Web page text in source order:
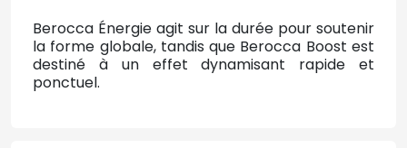
Berocca Énergie agit sur la durée pour soutenir
la forme globale, tandis que Berocca Boost est
destiné à un effet dynamisant rapide et
ponctuel.